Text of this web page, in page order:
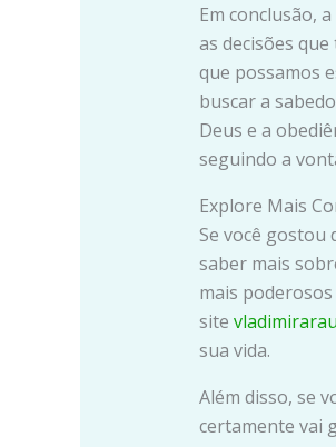
Em conclusão,
as decisões
que possamos
buscar a
Deus e a
seguindo a
Explore Mais
Se você gostou
saber mais
mais
site
sua vida.
Além disso, se
certamente vai